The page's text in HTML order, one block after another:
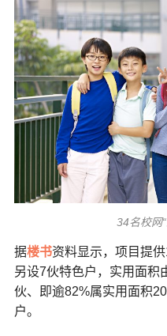
34名校网“
据楼书资料显示，项目提供
另设7伙特色户，实用面积
伙、即逾82%属实用面积
户。